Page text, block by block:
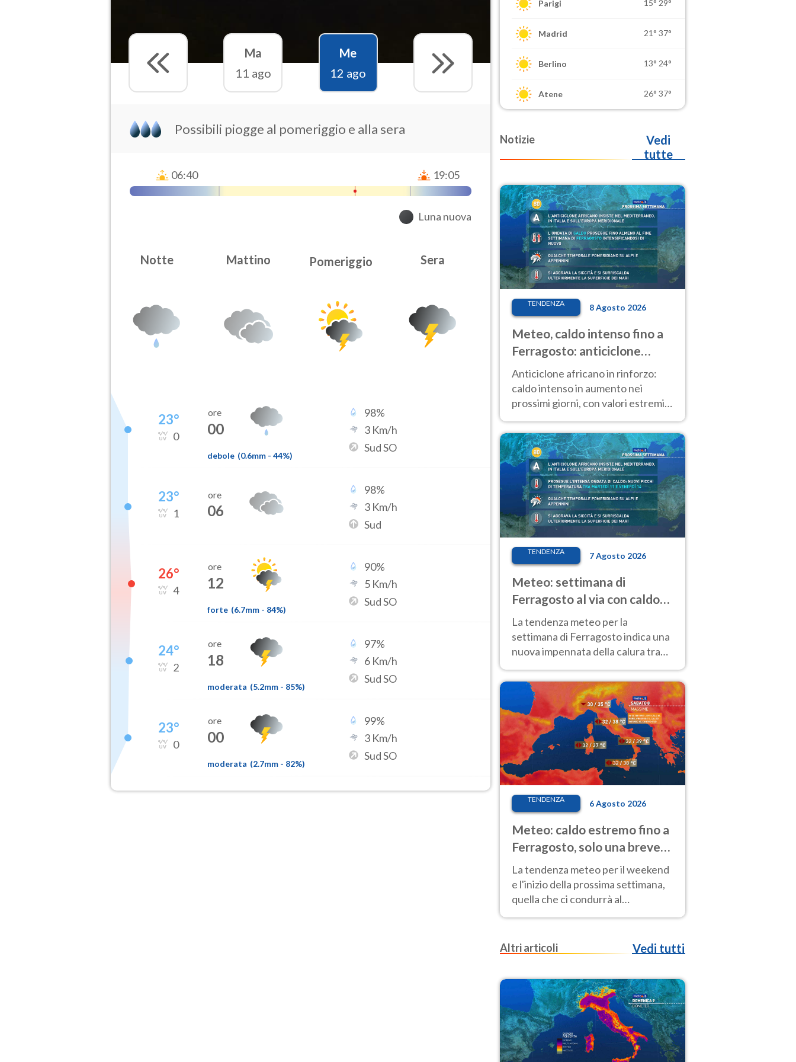
Ma
11 ago
Me
12 ago
Possibili piogge al pomeriggio e alla sera
06:40 19:05
Luna nuova
Notte Mattino Pomeriggio Sera
23°
0
ore
00
debole (0.6mm - 44%)
98%
3 Km/h
Sud SO
23°
1
ore
06
98%
3 Km/h
Sud
26°
4
ore
12
forte (6.7mm - 84%)
90%
5 Km/h
Sud SO
24°
2
ore
18
moderata (5.2mm - 85%)
97%
6 Km/h
Sud SO
23°
0
ore
00
moderata (2.7mm - 82%)
99%
3 Km/h
Sud SO
Parigi 15° 29°
Madrid 21° 37°
Berlino 13° 24°
Atene 26° 37°
Notizie
Vedi
tutte
TENDENZA 8 Agosto 2026
Meteo, caldo intenso fino a
Ferragosto: anticiclone
africano ancora
protagonista
Anticiclone africano in rinforzo:
caldo intenso in aumento nei
prossimi giorni, con valori estremi
d’Italia
TENDENZA 7 Agosto 2026
Meteo: settimana di
Ferragosto al via con caldo
intenso e qualche temporale
La tendenza meteo per la
settimana di Ferragosto indica una
nuova impennata della calura tra
anche al Nord.
TENDENZA 6 Agosto 2026
Meteo: caldo estremo fino a
Ferragosto, solo una breve
pausa. Ecco dove
La tendenza meteo per il weekend
e l'inizio della prossima settimana,
quella che ci condurrà al
Ferragosto, vede ancora
Altri articoli
Vedi tutti